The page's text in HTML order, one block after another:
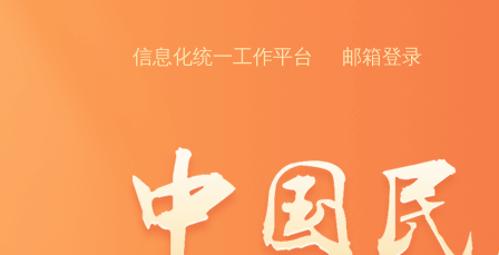
信息化统一工作平台 邮箱登录